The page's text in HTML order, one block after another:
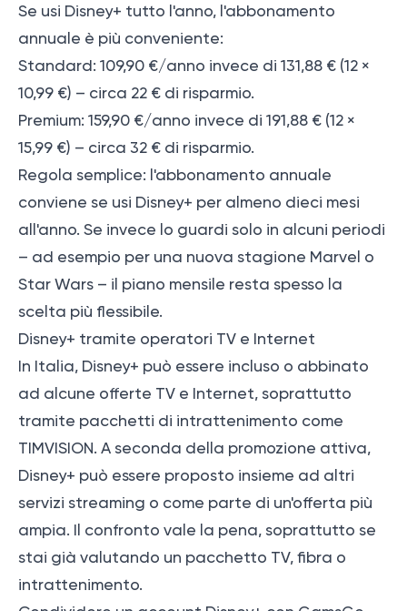
Se usi Disney+ tutto l'anno, l'abbonamento
annuale è più conveniente:
Standard: 109,90 €/anno invece di 131,88 € (12 ×
10,99 €) – circa 22 € di risparmio.
Premium: 159,90 €/anno invece di 191,88 € (12 ×
15,99 €) – circa 32 € di risparmio.
Regola semplice: l'abbonamento annuale
conviene se usi Disney+ per almeno dieci mesi
all'anno. Se invece lo guardi solo in alcuni periodi
– ad esempio per una nuova stagione Marvel o
Star Wars – il piano mensile resta spesso la
scelta più flessibile.
Disney+ tramite operatori TV e Internet
In Italia, Disney+ può essere incluso o abbinato
ad alcune offerte TV e Internet, soprattutto
tramite pacchetti di intrattenimento come
TIMVISION. A seconda della promozione attiva,
Disney+ può essere proposto insieme ad altri
servizi streaming o come parte di un'offerta più
ampia. Il confronto vale la pena, soprattutto se
stai già valutando un pacchetto TV, fibra o
intrattenimento.